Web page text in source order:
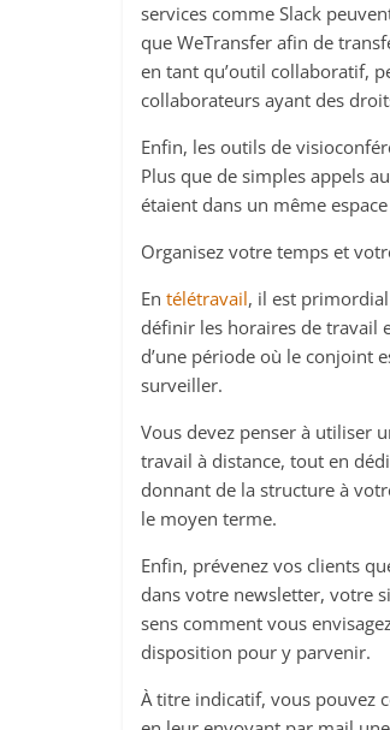
services comme Slack
que WeTransfer afin de
en tant qu’outil collaboratif,
collaborateurs ayant des
Enfin, les outils de
Plus que de simples appels
étaient dans un même
Organisez votre temps et
En télétravail, il est
définir les horaires de travail
d’une période où le conjoint
surveiller.
Vous devez penser à utiliser
travail à distance, tout en
donnant de la structure à
le moyen terme.
Enfin, prévenez vos clients
dans votre newsletter, votre
sens comment vous
disposition pour y parvenir.
À titre indicatif, vous pouvez